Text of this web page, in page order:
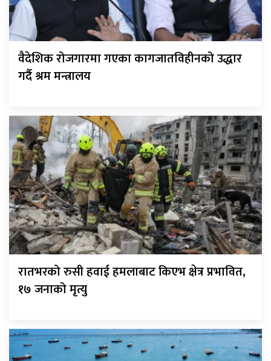
वैदेशिक रोजगारमा गएका कागजातविहीनको उद्धार
गर्दै श्रम मन्त्रालय
रातभरको रुसी हवाई हमलाबाट किएभ क्षेत्र प्रभावित,
१७ जनाको मृत्यु